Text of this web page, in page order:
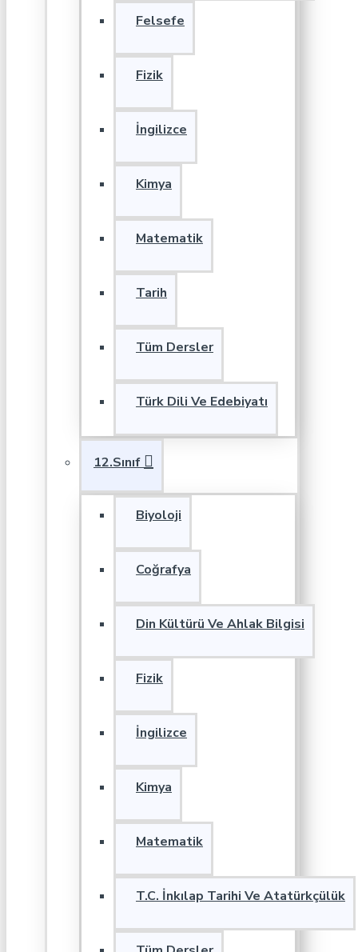
Felsefe
Fizik
İngilizce
Kimya
Matematik
Tarih
Tüm Dersler
Türk Dili Ve Edebiyatı
12.Sınıf
Biyoloji
Coğrafya
Din Kültürü Ve Ahlak Bilgisi
Fizik
İngilizce
Kimya
Matematik
T.C. İnkılap Tarihi Ve Atatürkçülük